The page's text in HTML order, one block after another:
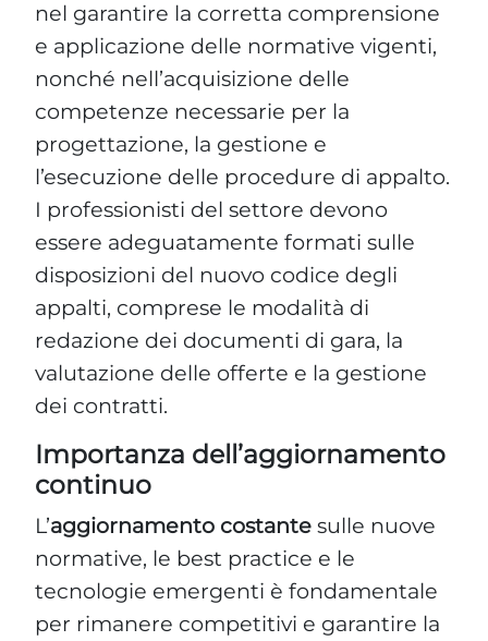
nel garantire la corretta comprensione
e applicazione delle normative vigenti,
nonché nell’acquisizione delle
competenze necessarie per la
progettazione, la gestione e
l’esecuzione delle procedure di appalto.
I professionisti del settore devono
essere adeguatamente formati sulle
disposizioni del nuovo codice degli
appalti, comprese le modalità di
redazione dei documenti di gara, la
valutazione delle offerte e la gestione
dei contratti.
Importanza dell’aggiornamento
continuo
L’aggiornamento costante sulle nuove
normative, le best practice e le
tecnologie emergenti è fondamentale
per rimanere competitivi e garantire la